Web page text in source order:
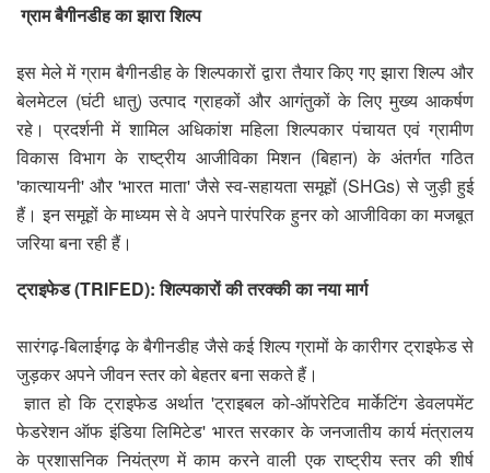
ग्राम बैगीनडीह का झारा शिल्प
इस मेले में ग्राम बैगीनडीह के शिल्पकारों द्वारा तैयार किए गए झारा शिल्प और
बेलमेटल (घंटी धातु) उत्पाद ग्राहकों और आगंतुकों के लिए मुख्य आकर्षण
रहे। प्रदर्शनी में शामिल अधिकांश महिला शिल्पकार पंचायत एवं ग्रामीण
विकास विभाग के राष्ट्रीय आजीविका मिशन (बिहान) के अंतर्गत गठित
'कात्यायनी' और 'भारत माता' जैसे स्व-सहायता समूहों (SHGs) से जुड़ी हुई
हैं। इन समूहों के माध्यम से वे अपने पारंपरिक हुनर को आजीविका का मजबूत
जरिया बना रही हैं।
​ट्राइफेड (TRIFED): शिल्पकारों की तरक्की का नया मार्ग
सारंगढ़-बिलाईगढ़ के बैगीनडीह जैसे कई शिल्प ग्रामों के कारीगर ट्राइफेड से
जुड़कर अपने जीवन स्तर को बेहतर बना सकते हैं।
​ ज्ञात हो कि ट्राइफेड अर्थात 'ट्राइबल को-ऑपरेटिव मार्केटिंग डेवलपमेंट
फेडरेशन ऑफ इंडिया लिमिटेड' भारत सरकार के जनजातीय कार्य मंत्रालय
के प्रशासनिक नियंत्रण में काम करने वाली एक राष्ट्रीय स्तर की शीर्ष